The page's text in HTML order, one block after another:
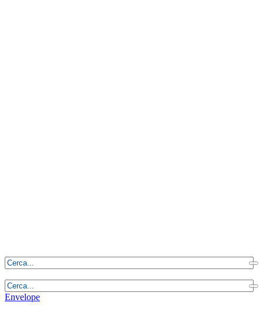
Envelope